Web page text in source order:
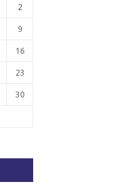
2
9
16
23
30